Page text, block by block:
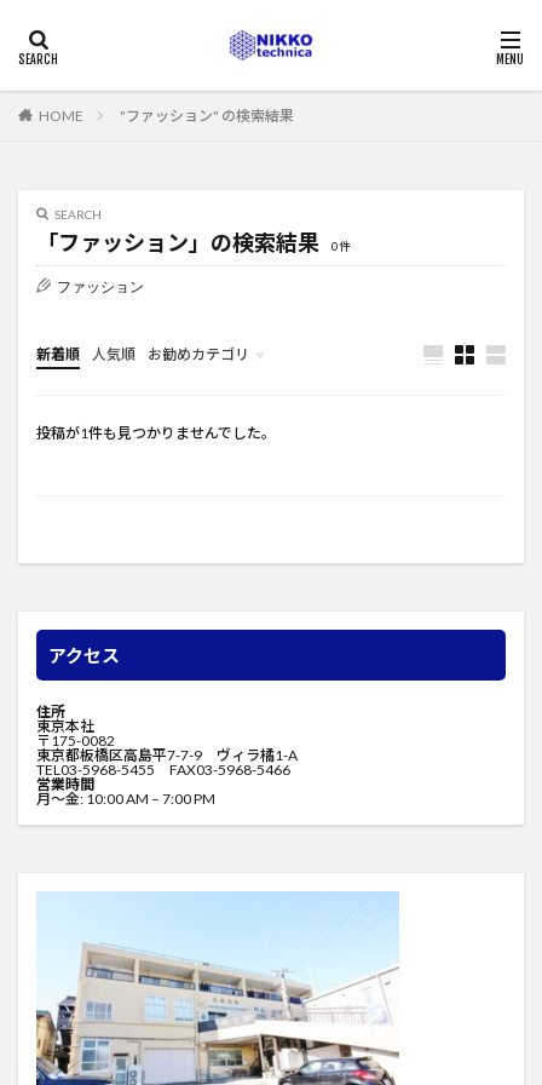
HOME "ファッション" の検索結果
SEARCH
「ファッション」の検索結果 0件
ファッション
新着順 人気順 お勧めカテゴリ
未分類
投稿が1件も見つかりませんでした。
アクセス
住所
東京本社
〒175-0082
東京都板橋区高島平7-7-9 ヴィラ橘1-A
TEL03-5968-5455 FAX03-5968-5466
営業時間
月〜金: 10:00 AM – 7:00 PM